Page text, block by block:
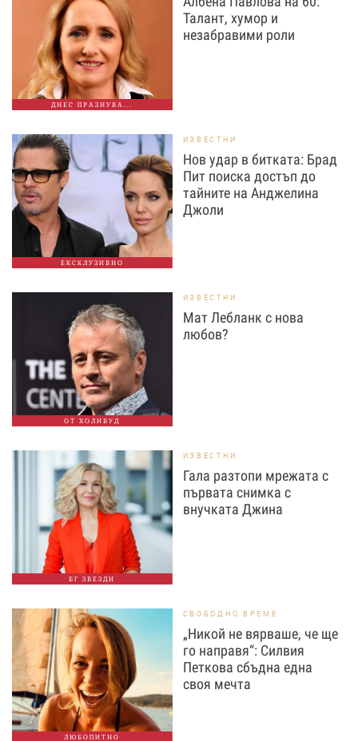
ДНЕС ПРАЗНУВА...
Талант, хумор и
незабравими роли
ЕКСКЛУЗИВНО
ИЗВЕСТНИ
Нов удар в битката: Брад
Пит поиска достъп до
тайните на Анджелина
Джоли
ОТ ХОЛИВУД
ИЗВЕСТНИ
Мат Лебланк с нова
любов?
БГ ЗВЕЗДИ
ИЗВЕСТНИ
Гала разтопи мрежата с
първата снимка с
внучката Джина
ЛЮБОПИТНО
СВОБОДНО ВРЕМЕ
„Никой не вярваше, че ще
го направя“: Силвия
Петкова сбъдна една
своя мечта